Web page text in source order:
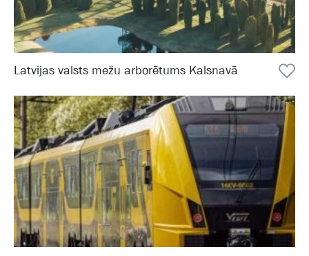
Latvijas valsts mežu arborētums Kalsnavā